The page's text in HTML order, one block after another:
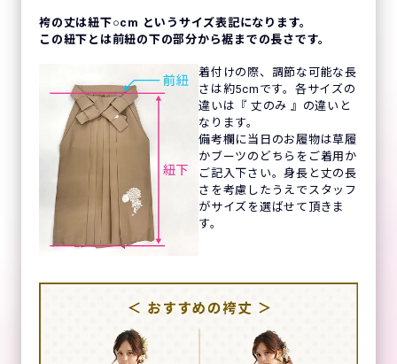
袴の丈は紐下○cm というサイズ表記になります。
この紐下とは前紐の下の部分から裾までの長さです。
着付けの際、調節な可能な長
さは約5cmです。各サイズの
違いは『 丈のみ 』の違いと
なります。
備考欄に当日のお履物は草履
かブーツのどちらをご着用か
ご記入下さい。身長と丈の長
さを考慮したうえでスタッフ
がサイズを選ばせて頂きま
す。